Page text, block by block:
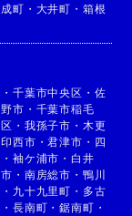
町 ・ 大井町 ・ 箱根
・ 千葉市中央区 ・ 佐
市 ・ 千葉市稲毛
・ 我孫子市 ・ 木更
印西市 ・君津市 ・ 四
・ 袖ケ浦市 ・ 白井
・ 南房総市 ・ 鴨川
・ 九十九里町 ・ 多古
・ 長南町 ・鋸南町 ・